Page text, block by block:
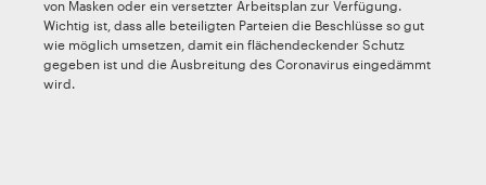
von Masken oder ein versetzter Arbeitsplan zur Verfügung.
Wichtig ist, dass alle beteiligten Parteien die Beschlüsse so gut
wie möglich umsetzen, damit ein flächendeckender Schutz
gegeben ist und die Ausbreitung des Coronavirus eingedämmt
wird.